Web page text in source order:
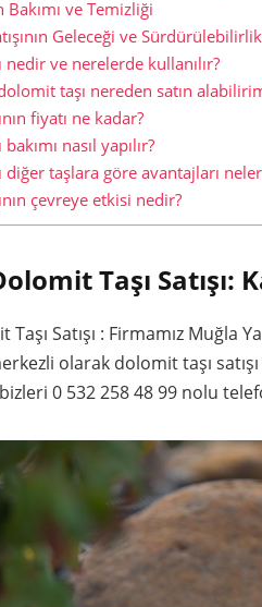
Bakımı ve Temizliği
Geleceği ve Sürdürülebilirlik
nedir ve nerelerde kullanılır?
taşı nereden satın
fiyatı ne kadar?
nasıl yapılır?
diğer taşlara göre avantajları
çevreye etkisi nedir?
Taşı Satışı:
Satışı : Firmamız
olarak dolomit taşı
0 532 258 48 99 nolu